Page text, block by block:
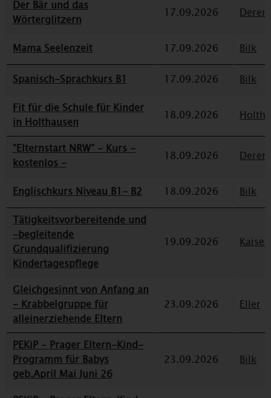
Der Bär und das
Wörterglitzern
17.09.2026
Mama Seelenzeit 17.09.2026 Bilk
Spanisch-Sprachkurs B1 17.09.2026
Bilk
Fit für die Schule für Kinder
in Holthausen
18.09.2026
"Elternstart NRW" - Kurs -
kostenlos -
18.09.2026
Englischkurs Niveau B1- B2 18.09.2026
Bilk
Tätigkeitsvorbereitende und
-begleitende
Grundqualifizierung
Kindertagespflege
19.09.2026
Gleichgesinnt von Anfang an
- Krabbelgruppe für
alleinerziehende Eltern
23.09.2026 Eller
PEKiP - Prager Eltern-Kind-
Programm für Babys
geb.April Mai Juni 26
23.09.2026 Bilk